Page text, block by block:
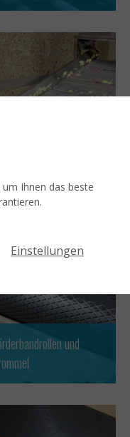
und
Ihnen das beste
Einstellungen